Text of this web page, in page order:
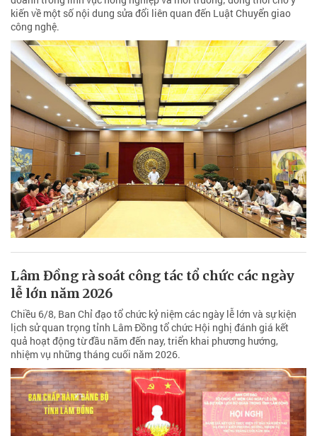
kiến về một số nội dung sửa đổi liên quan đến Luật Chuyển giao
công nghệ.
Lâm Đồng rà soát công tác tổ chức các ngày
lễ lớn năm 2026
Chiều 6/8, Ban Chỉ đạo tổ chức kỷ niệm các ngày lễ lớn và sự kiện
lịch sử quan trọng tỉnh Lâm Đồng tổ chức Hội nghị đánh giá kết
quả hoạt động từ đầu năm đến nay, triển khai phương hướng,
nhiệm vụ những tháng cuối năm 2026.